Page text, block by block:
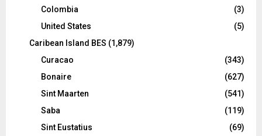
Colombia
(3)
United States
(5)
Caribean Island BES (1,879)
Curacao
(343)
Bonaire
(627)
Sint Maarten
(541)
Saba
(119)
Sint Eustatius
(69)